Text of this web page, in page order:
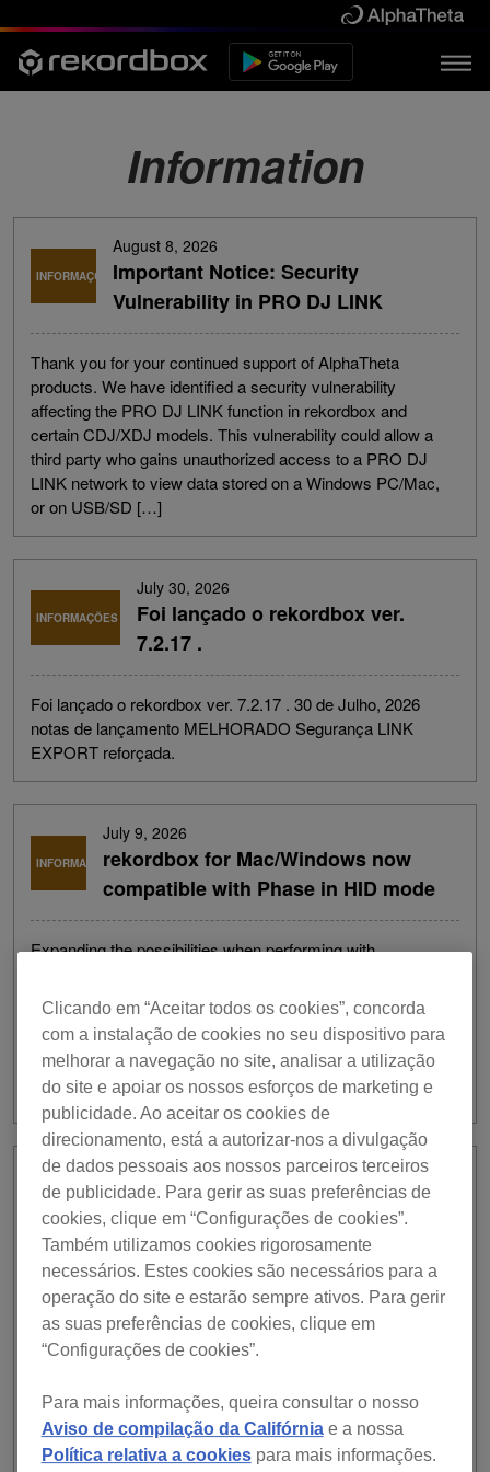
Information
INFORMAÇÕES
August 8, 2026
Important Notice: Security
Vulnerability in PRO DJ LINK
Thank you for your continued support of AlphaTheta
products. We have identified a security vulnerability
affecting the PRO DJ LINK function in rekordbox and
certain CDJ/XDJ models. This vulnerability could allow a
third party who gains unauthorized access to a PRO DJ
LINK network to view data stored on a Windows PC/Mac,
or on USB/SD […]
INFORMAÇÕES
July 30, 2026
Foi lançado o rekordbox ver.
7.2.17 .
Foi lançado o rekordbox ver. 7.2.17 . 30 de Julho, 2026
notas de lançamento MELHORADO Segurança LINK
EXPORT reforçada.
INFORMAÇÕES
July 9, 2026
rekordbox for Mac/Windows now
compatible with Phase in HID mode
Expanding the possibilities when performing with
Mac/Windows, now supports HID mode for the wireless
turntable controller Phase. Phase detects the rotation of a
turntable and wirelessly sends highly accurate control
signals to DJ software. With support for Phase HID mode,
you can now use Phase Essential and Phase Pro*1 […]
INFORMAÇÕES
July 9, 2026
Foi lançado o rekordbox ver.
7.2.16 .
Foi lançado o rekordbox ver. 7.2.16 . 9 de Julho, 2026
notas de lançamento NOVO Compatibilidade com CDJ-
1500X adicionada. Compatibilidade com XDJ-AN
adicionada. Suporte para CoBeat. Pode criar o Catálogo
informação. Suporte para Phase no modo HID. Quando
ligar o Phase, pode assim selecionar WIRELESS no
modo DVS. […]
Clicando em “Aceitar todos os cookies”, concorda
com a instalação de cookies no seu dispositivo para
melhorar a navegação no site, analisar a utilização
do site e apoiar os nossos esforços de marketing e
publicidade. Ao aceitar os cookies de
direcionamento, está a autorizar-nos a divulgação
de dados pessoais aos nossos parceiros terceiros
de publicidade. Para gerir as suas preferências de
cookies, clique em “Configurações de cookies”.
Também utilizamos cookies rigorosamente
necessários. Estes cookies são necessários para a
operação do site e estarão sempre ativos. Para gerir
as suas preferências de cookies, clique em
“Configurações de cookies”.
Para mais informações, queira consultar o nosso
Aviso de compilação da Califórniae a nossa
Política relativa a cookiespara mais informações.